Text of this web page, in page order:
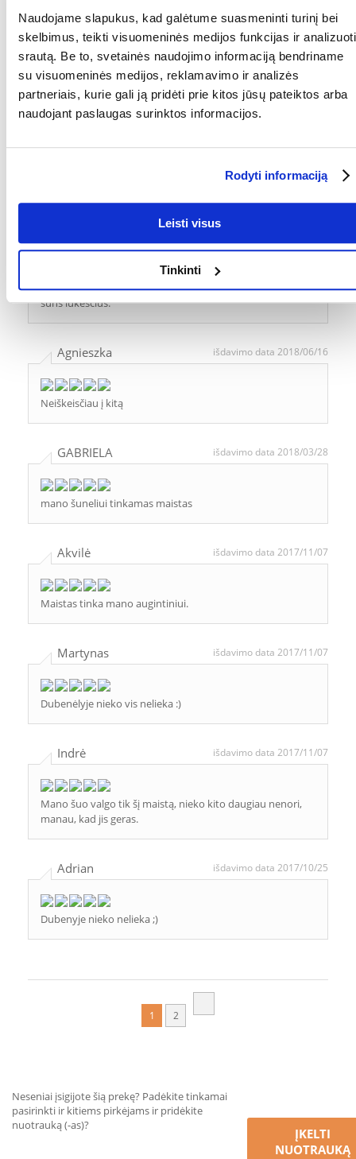
Naudojame slapukus, kad galėtume suasmeninti turinį bei
skelbimus, teikti visuomeninės medijos funkcijas ir analizuoti
srautą. Be to, svetainės naudojimo informaciją bendriname
su visuomeninės medijos, reklamavimo ir analizės
partneriais, kurie gali ją pridėti prie kitos jūsų pateiktos arba
naudojant paslaugas surinktos informacijos.
Rodyti informaciją
Leisti visus
Tinkinti
Ewa išdavimo data 2021/03/07
Pagaliau suderinau maistą su savo šunimi. Rekomenduoju
Labai aukštos kokybės produktas atitiko mūsų ir mūsų
šuns lūkesčius.
Agnieszka išdavimo data 2018/06/16
Neiškeisčiau į kitą
GABRIELA išdavimo data 2018/03/28
mano šuneliui tinkamas maistas
Akvilė išdavimo data 2017/11/07
Maistas tinka mano augintiniui.
Martynas išdavimo data 2017/11/07
Dubenėlyje nieko vis nelieka :)
Indrė išdavimo data 2017/11/07
Mano šuo valgo tik šį maistą, nieko kito daugiau nenori,
manau, kad jis geras.
Adrian išdavimo data 2017/10/25
Dubenyje nieko nelieka ;)
1 2
Neseniai įsigijote šią prekę? Padėkite tinkamai
pasirinkti ir kitiems pirkėjams ir pridėkite
nuotrauką (-as)?
ĮKELTI
NUOTRAUKĄ